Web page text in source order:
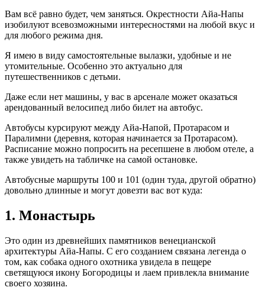
Вам всё равно будет, чем заняться. Окрестности Айа-Напы
изобилуют всевозможными интересностями на любой вкус и
для любого режима дня.
Я имею в виду самостоятельные вылазки, удобные и не
утомительные. Особенно это актуально для
путешественников с детьми.
Даже если нет машины, у вас в арсенале может оказаться
арендованный велосипед либо билет на автобус.
Автобусы курсируют между Айа-Напой, Протарасом и
Паралимни (деревня, которая начинается за Протарасом).
Расписание можно попросить на ресепшене в любом отеле, а
также увидеть на табличке на самой остановке.
Автобусные маршруты 100 и 101 (один туда, другой обратно)
довольно длинные и могут довезти вас вот куда:
1. Монастырь
Это один из древнейших памятников венецианской
архитектуры Айа-Напы. С его созданием связана легенда о
том, как собака одного охотника увидела в пещере
светящуюся икону Богородицы и лаем привлекла внимание
своего хозяина.